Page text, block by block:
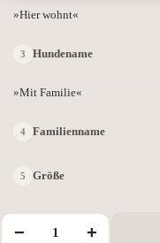
»Hier wohnt«
Hundename
»Mit Familie«
Familienname
Größe
− +